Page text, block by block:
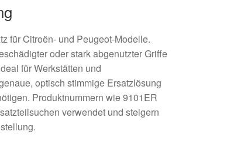
für Citroën- und Peugeot-Modelle.
oder stark abgenutzter Griffe
für Werkstätten und
optisch stimmige Ersatzlösung
Produktnummern wie 9101ER
verwendet und steigern